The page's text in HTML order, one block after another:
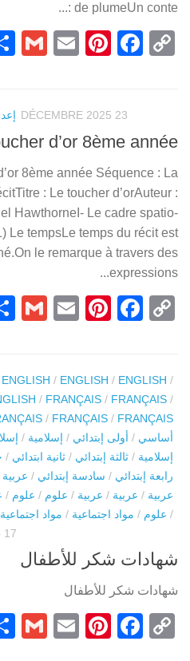
de plumeUn conte :...
Copy
Facebook
23 DÉCEMBRE 2025
d’or 8ème année
8ème année Séquence : La
: Le toucher d’orAuteur :
HawthorneI- Le cadre spatio-
Le tempsLe temps du récit est
le remarque à travers des
expressions...
Copy
Facebook
ENGLISH / ENGLISH / ENGLISH /
/ FRANÇAIS / FRANÇAIS /
/ FRANÇAIS / FRANÇAIS
أساسي / أولى إبتدائي / إسلامية /
إسلامية / ثالثة إبتدائي / ثانية ابتدائي /
رابعة إبتدائي / سادسة إبتدائي / عربية
عربية / عربية / عربية / علوم / علوم /
/ علوم / مواد اجتماعية / مواد اجتماعية
17 DÉCEMBRE 2025
شهادات شكر للأطفال
شهادات شكر للأطفال
Copy
Facebook